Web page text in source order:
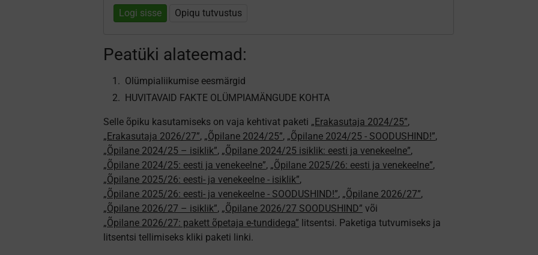
Logi sisse Opiqu tutvustus
Peatüki alateemad:
Olümpialiikumise eesmärgid
HUVITAVAID FAKTE OLÜMPIAMÄNGUDE KOHTA
Selle õpiku kasutamiseks on vaja kehtivat paketi „Erakasutaja 2024/25”,
„Erakasutaja 2026/27”, „Õpilane 2024/25”, „Õpilane 2024/25 - SOODUSHIND!”,
„Õpilane 2024/25 – isiklik”, „Õpilane 2024/25 isiklik: eesti ja venekeelne”,
„Õpilane 2024/25: eesti ja venekeelne”, „Õpilane 2025/26: eesti ja venekeelne”,
„Õpilane 2025/26: eesti- ja venekeelne - isiklik”,
„Õpilane 2025/26: eesti- ja venekeelne - SOODUSHIND!”, „Õpilane 2026/27”,
„Õpilane 2026/27 – isiklik”, „Õpilane 2026/27 SOODUSHIND” või
„Õpilane 2026/27: pakett õpetaja e-tundidega” litsentsi. Paketiga tutvumiseks ja
litsentsi tellimiseks kliki paketi linki.